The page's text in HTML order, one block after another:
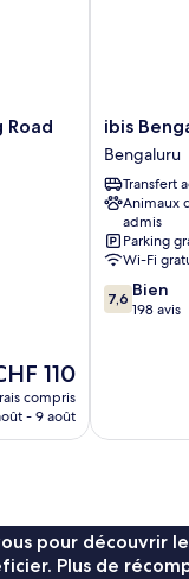
Road
110
compris
- 9 août
ibis
Bengaluru
Hosur
Road
Hotel
Bengaluru
ibis
Bengaluru
Transfert
Animaux
admis
Parking
Wi-Fi
7.6
sur
7,6 Bien
198 avis
pour découvrir
Plus de